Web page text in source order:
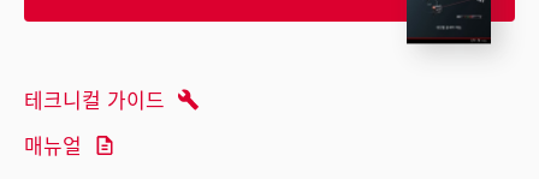
테크니컬 가이드
매뉴얼